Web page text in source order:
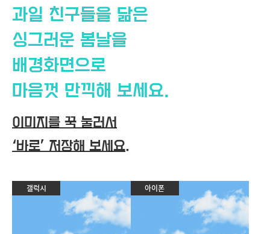
과일 친구들을 닮은
싱그러운 봄날을
배경화면으로
마음껏 만끽해 보세요.
이미지를 꾹 눌러서
‘바로’ 저장해 보세요.
갤럭시 아이폰